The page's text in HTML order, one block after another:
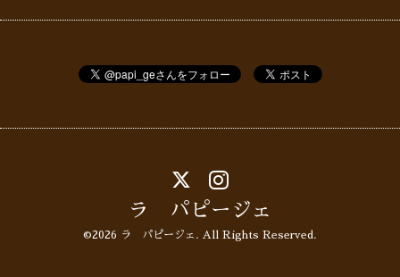
ラ パピージェ
©2026 ラ パピージェ . All Rights Reserved.